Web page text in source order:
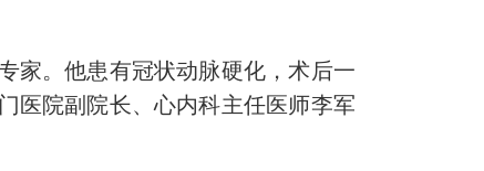
。他患有冠状动脉硬化，术后一
医院副院长、心内科主任医师李军